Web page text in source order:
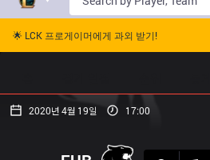
🌟 LCK 프로게이머에게 과외 받기!
2020년 4월 19일 17:00